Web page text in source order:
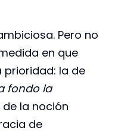
Pero no
en que
prioridad: la de
fondo la
la noción
de